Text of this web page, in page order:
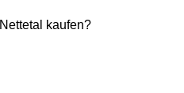
kaufen?